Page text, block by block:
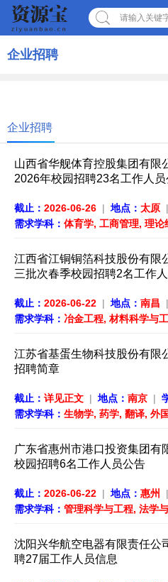
请输入关键
企业招聘
企业招聘
山西省华舰体育控股集团有限
2026年校园招聘23名工作人
截止： 2026-06-26 | 地点： 太原 |
需求学科： 体育学, 工商管理, 理
江西省江铜铜箔科技股份有限
三批次春季校园招聘2名工作
截止： 2026-06-22 | 地点： 南昌 |
需求学科： 冶金工程, 材料科学与
江苏省基蛋生物科技股份有限
招聘简章
截止： 详见正文 | 地点： 南京 |
需求学科： 生物学, 药学, 翻译, 外
医学, 医学技术, 护理学
广东省惠州市港口投资集团有
校园招聘6名工作人员公告
截止： 2026-06-22 | 地点： 惠州 |
需求学科： 管理科学与工程, 法学
店管理, 审计, 金融学, 土木工程与
沈阳兴华航空电器有限责任公
聘27届工作人员信息